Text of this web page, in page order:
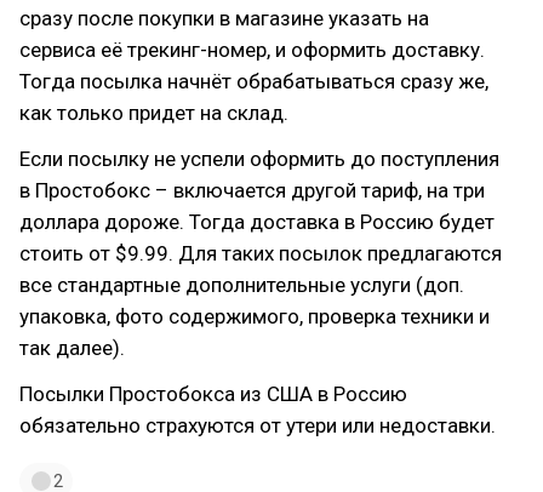
сразу после покупки в магазине указать на
сервиса её трекинг-номер, и оформить доставку.
Тогда посылка начнёт обрабатываться сразу же,
как только придет на склад.
Если посылку не успели оформить до поступления
в Простобокс – включается другой тариф, на три
доллара дороже. Тогда доставка в Россию будет
стоить от $9.99. Для таких посылок предлагаются
все стандартные дополнительные услуги (доп.
упаковка, фото содержимого, проверка техники и
так далее).
Посылки Простобокса из США в Россию
обязательно страхуются от утери или недоставки.
2